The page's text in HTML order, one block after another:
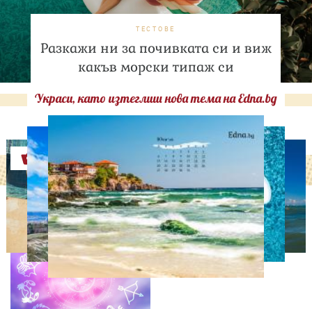
ТЕСТОВЕ
Разкажи ни за почивката си и виж
какъв морски типаж си
Украси, като изтеглиш нова тема на Edna.bg
Оферти
АСТРОЛОГИЯ
Дневен хороскоп за 7
август, петък